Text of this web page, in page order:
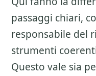
passaggi chiari,
responsabile del
strumenti
Questo vale sia